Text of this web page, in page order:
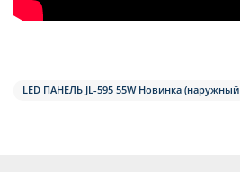
LED ПАНЕЛЬ JL-595 55W Новинка (наружный